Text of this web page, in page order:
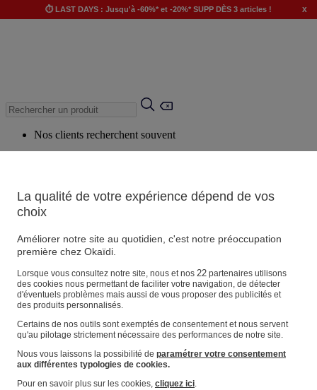
⏱️ LAST DAYS : Jusqu'à -60%* et -20%* SUPP DÈS 3 articles ! x
Nos clients recherchent souvent
Produits suggérés
Voir tous les produits
Magasin
Vos informations personnelles
Suivre une commande
Panier
Favoris
La qualité de votre expérience dépend de vos
choix
Améliorer notre site au quotidien, c'est notre préoccupation
première chez Okaïdi.
Lorsque vous consultez notre site, nous et nos 22partenaires utilisons
des cookies nous permettant de faciliter votre navigation, de détecter
d'éventuels problèmes mais aussi de vous proposer des publicités et
des produits personnalisés.
Certains de nos outils sont exemptés de consentement et nous servent
qu'au pilotage strictement nécessaire des performances de notre site.
Nous vous laissons la possibilité de paramétrer votre consentement
aux différentes typologies de cookies.
Pour en savoir plus sur les cookies, cliquez ici.